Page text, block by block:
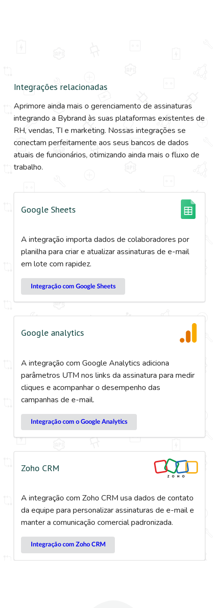
Integrações relacionadas
Aprimore ainda mais o gerenciamento de assinaturas
integrando a Bybrand às suas plataformas existentes de
RH, vendas, TI e marketing. Nossas integrações se
conectam perfeitamente aos seus bancos de dados
atuais de funcionários, otimizando ainda mais o fluxo de
trabalho.
Google Sheets
A integração importa dados de colaboradores por
planilha para criar e atualizar assinaturas de e-mail
em lote com rapidez.
Integração com Google Sheets
Google analytics
A integração com Google Analytics adiciona
parâmetros UTM nos links da assinatura para medir
cliques e acompanhar o desempenho das
campanhas de e-mail.
Integração com o Google Analytics
Zoho CRM
A integração com Zoho CRM usa dados de contato
da equipe para personalizar assinaturas de e-mail e
manter a comunicação comercial padronizada.
Integração com Zoho CRM